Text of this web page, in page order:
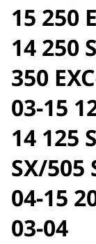
15 250
14 250
350
03-15
14 125
SX/505
04-15
03-04